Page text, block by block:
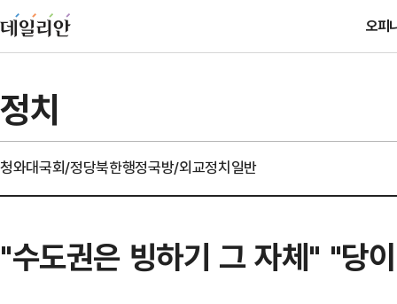
오피
정치
청와대국회/정당북한행정국방/외교정치일반
"수도권은 빙하기 그 자체" "당